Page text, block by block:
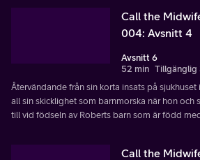
Call the
004: Avsnitt 4
Avsnitt 6
52 min Tillgänglig
Återvändande från sin korta insats på
all sin skicklighet som barnmorska när hon och
till vid födseln av Roberts barn som är född
Call the